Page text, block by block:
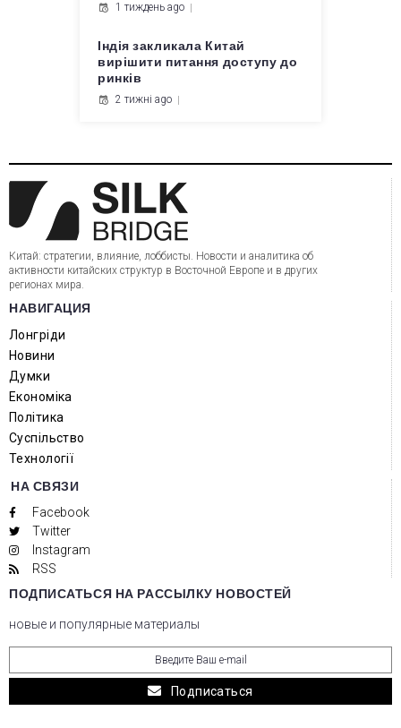
1 тиждень ago
Індія закликала Китай
вирішити питання доступу до
ринків
2 тижні ago
Китай: стратегии, влияние, лоббисты. Новости и аналитика об
активности китайских структур в Восточной Европе и в других
регионах мира.
НАВИГАЦИЯ
Лонгріди
Новини
Думки
Економіка
Політика
Суспільство
Технології
НА СВЯЗИ
Facebook
Twitter
Instagram
RSS
ПОДПИСАТЬСЯ НА РАССЫЛКУ НОВОСТЕЙ
новые и популярные материалы
Подписаться